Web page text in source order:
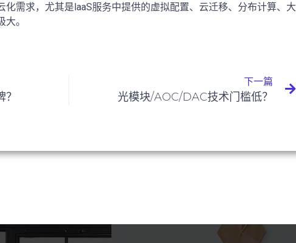
需求，尤其是laaS服务中提供的虚拟配置、云迁移、分布计算、大
。
下一篇
光模块/AOC/DAC技术门槛低？